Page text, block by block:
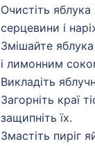
Очистіть яблука
серцевини і
Змішайте
і лимонним
Викладіть
Загорніть краї
защипніть їх.
Змастіть пиріг